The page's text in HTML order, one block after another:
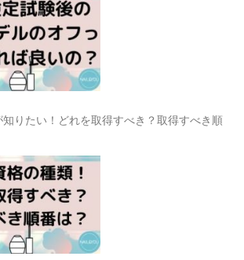
りたい！どれを取得すべき？取得すべき順